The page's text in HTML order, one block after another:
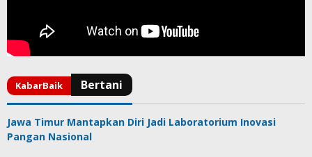
Jawa Timur Mantapkan Diri Jadi Laboratorium Inovasi
Pangan Nasional